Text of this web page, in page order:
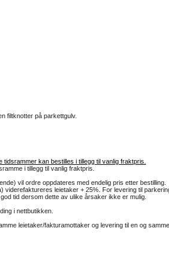
filtknotter på parkettgulv.
tidsrammer kan bestilles i tillegg til vanlig fraktpris.
i tillegg til vanlig fraktpris.
vil ordre oppdateres med endelig pris etter bestilling.
leietaker + 25%. For levering til
tid dersom dette av ulike årsaker ikke er mulig.
i nettbutikken.
leietaker/fakturamottaker og levering til en og